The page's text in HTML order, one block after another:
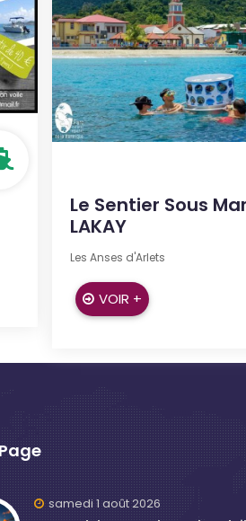
Le Sentier Sous
LAKAY
Les Anses d'Arlets
VOIR +
samedi 1 août 2026